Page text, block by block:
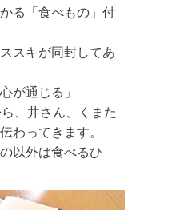
る「食べもの」付
スキが同封してあ
が通じる」
、井さん、くまた
わってきます。
以外は食べるひ